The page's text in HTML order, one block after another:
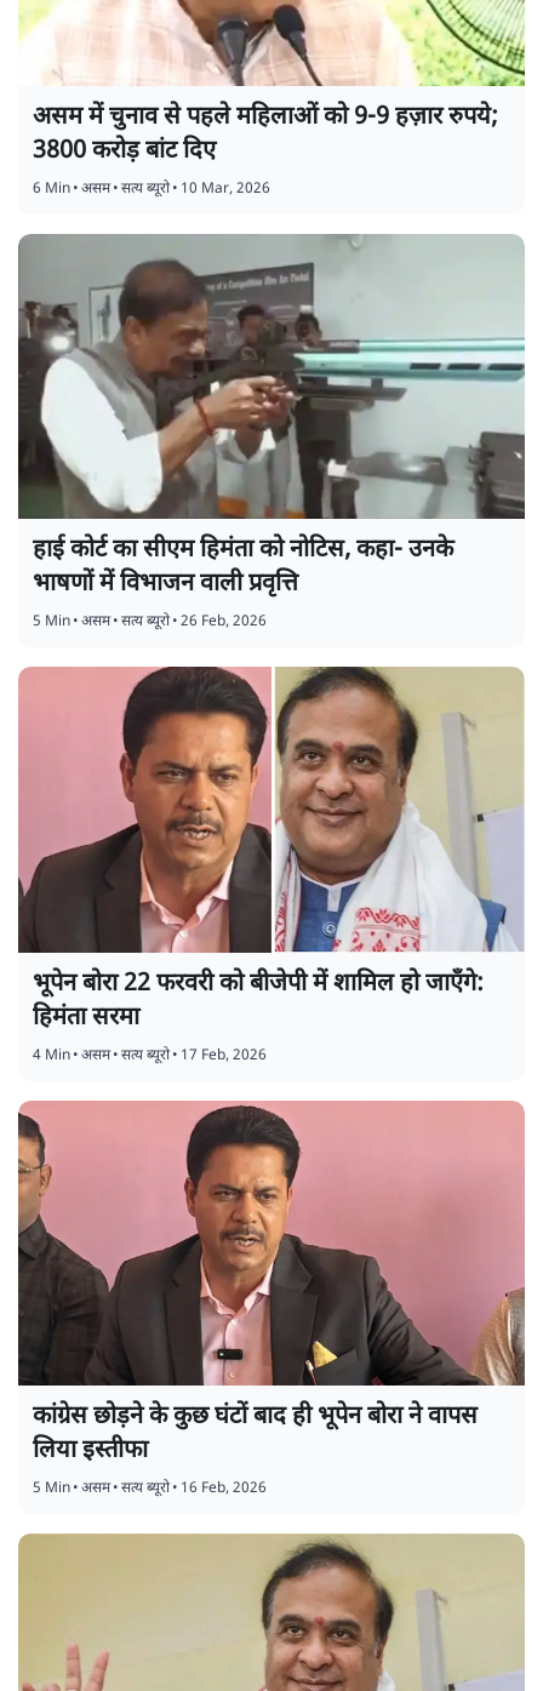
असम में चुनाव से पहले महिलाओं को 9-9 हज़ार रुपये;
3800 करोड़ बांट दिए
6 Min•असम•सत्य ब्यूरो• 10 Mar, 2026
हाई कोर्ट का सीएम हिमंता को नोटिस, कहा- उनके
भाषणों में विभाजन वाली प्रवृत्ति
5 Min•असम•सत्य ब्यूरो•26 Feb, 2026
भूपेन बोरा 22 फरवरी को बीजेपी में शामिल हो जाएँगे:
हिमंता सरमा
4 Min•असम•सत्य ब्यूरो• 17 Feb, 2026
कांग्रेस छोड़ने के कुछ घंटों बाद ही भूपेन बोरा ने वापस
लिया इस्तीफा
5 Min•असम•सत्य ब्यूरो• 16 Feb, 2026